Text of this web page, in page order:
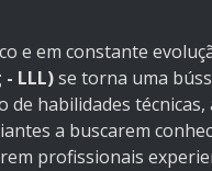
e em constante
LLL)se torna uma
de habilidades
a buscarem
profissionais